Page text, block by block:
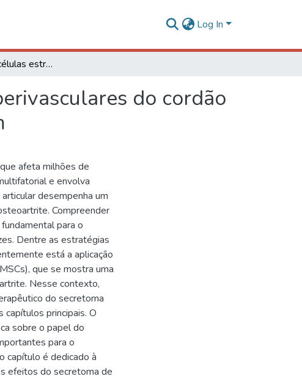
Log In
Secretoma de células estromais mesenquimais perivasculares do cordão umbilical canino para regeneração da cartilagem
do cordão
afeta milhões de
e envolva
desempenha um
Compreender
para o
Dentre as estratégias
está a aplicação
que se mostra uma
Nesse contexto,
do secretoma
principais. O
sobre o papel do
para o
capítulo é dedicado à
efeitos do secretoma de